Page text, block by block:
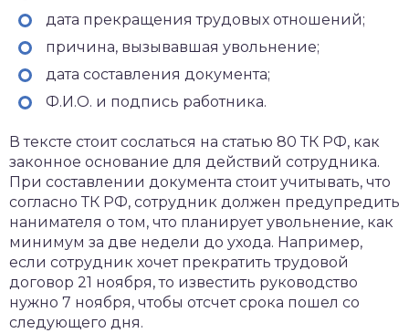
дата прекращения трудовых отношений;
причина, вызывавшая увольнение;
дата составления документа;
Ф.И.О. и подпись работника.
В тексте стоит сослаться на статью 80 ТК РФ, как
законное основание для действий сотрудника.
При составлении документа стоит учитывать, что
согласно ТК РФ, сотрудник должен предупредить
нанимателя о том, что планирует увольнение, как
минимум за две недели до ухода. Например,
если сотрудник хочет прекратить трудовой
договор 21 ноября, то известить руководство
нужно 7 ноября, чтобы отсчет срока пошел со
следующего дня.